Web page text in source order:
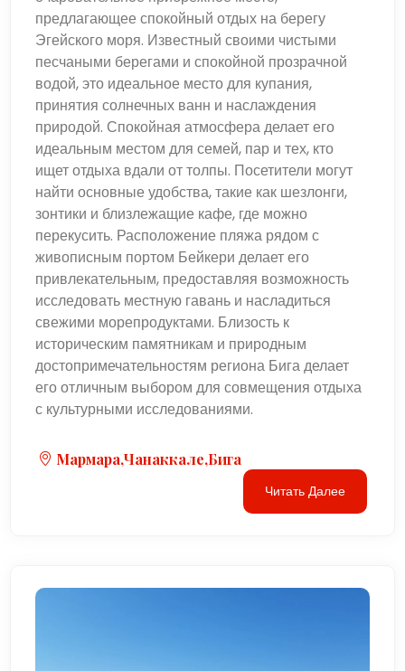
предлагающее спокойный отдых на берегу
Эгейского моря. Известный своими чистыми
песчаными берегами и спокойной прозрачной
водой, это идеальное место для купания,
принятия солнечных ванн и наслаждения
природой. Спокойная атмосфера делает его
идеальным местом для семей, пар и тех, кто
ищет отдыха вдали от толпы. Посетители могут
найти основные удобства, такие как шезлонги,
зонтики и близлежащие кафе, где можно
перекусить. Расположение пляжа рядом с
живописным портом Бейкери делает его
привлекательным, предоставляя возможность
исследовать местную гавань и насладиться
свежими морепродуктами. Близость к
историческим памятникам и природным
достопримечательностям региона Бига делает
его отличным выбором для совмещения отдыха
с культурными исследованиями.
Мармара,Чанаккале,Бига
Читать Далее